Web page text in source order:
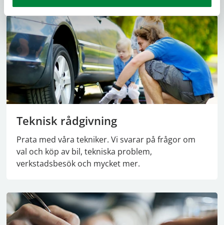
Teknisk rådgivning
Prata med våra tekniker. Vi svarar på frågor om
val och köp av bil, tekniska problem,
verkstadsbesök och mycket mer.